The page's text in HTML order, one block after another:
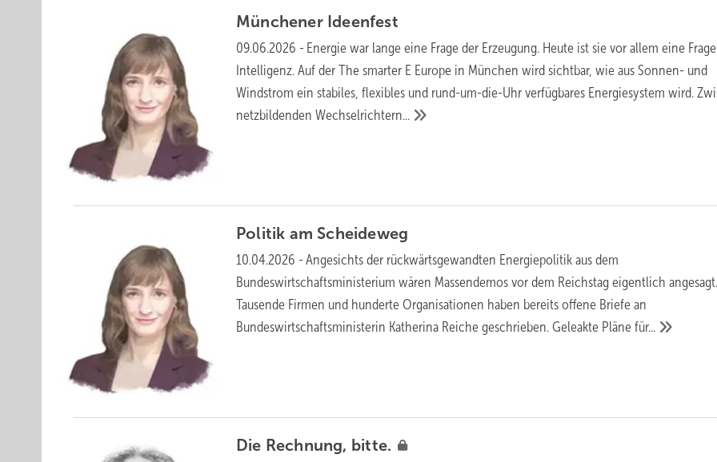
Münchener Ideen­fest
09.06.2026 - Energie war lange eine Frage der Erzeugung. Heute ist sie vor allem eine
Intelligenz. Auf der The smarter E Europe in München wird sichtbar, wie aus Sonnen- und
Windstrom ein stabiles, flexibles und rund-um-die-Uhr verfügbares Energiesystem wird.
netzbildendenWechselrichtern...
Politik am Scheideweg
10.04.2026 - Angesichts der rückwärtsgewandten Energiepolitik aus dem
Bundeswirtschaftsministerium wären Massendemos vor dem Reichstag eigentlich angesagt.
Tausende Firmen und hunderte Organisationen haben bereits offene Briefe an
Bundeswirtschaftsministerin Katherina Reiche geschrieben. Geleakte Plänefür...
Die Rechnung, bitte.